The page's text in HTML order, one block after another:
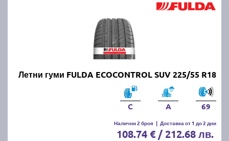
Летни гуми FULDA ECOCONTROL SUV 225/55 R18
C A 69
Налични 2 броя | Доставка от 1 до 2 дни
108.74 € / 212.68 лв.